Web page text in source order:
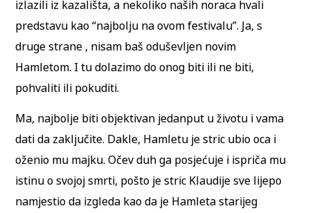
izlazili iz kazališta, a nekoliko naših noraca hvali
predstavu kao “najbolju na ovom festivalu”. Ja, s
druge strane , nisam baš oduševljen novim
Hamletom. I tu dolazimo do onog biti ili ne biti,
pohvaliti ili pokuditi.
Ma, najbolje biti objektivan jedanput u životu i vama
dati da zaključite. Dakle, Hamletu je stric ubio oca i
oženio mu majku. Očev duh ga posjećuje i ispriča mu
istinu o svojoj smrti, pošto je stric Klaudije sve lijepo
namjestio da izgleda kao da je Hamleta starijeg